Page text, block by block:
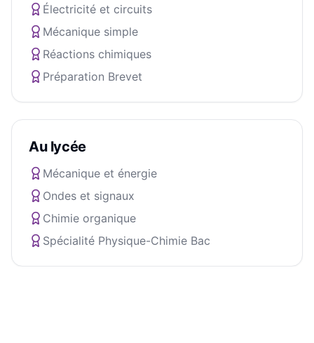
Électricité et circuits
Mécanique simple
Réactions chimiques
Préparation Brevet
Au lycée
Mécanique et énergie
Ondes et signaux
Chimie organique
Spécialité Physique-Chimie Bac